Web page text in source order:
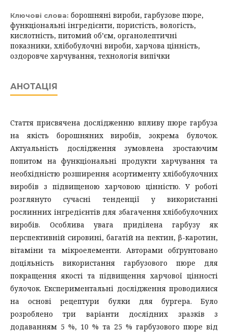
Ключові слова: борошняні вироби, гарбузове пюре,
функціональні інгредієнти, пористість, вологість,
кислотність, питомий об’єм, органолептичні
показники, хлібобулочні вироби, харчова цінність,
оздоровче харчування, технологія випічки
АНОТАЦІЯ
Стаття присвячена дослідженню впливу пюре гарбуза
на якість борошняних виробів, зокрема булочок.
Актуальність дослідження зумовлена зростаючим
попитом на функціональні продукти харчування та
необхідністю розширення асортименту хлібобулочних
виробів з підвищеною харчовою цінністю. У роботі
розглянуто сучасні тенденції у використанні
рослинних інгредієнтів для збагачення хлібобулочних
виробів. Особлива увага приділена гарбузу як
перспективній сировині, багатій на пектин, β-каротин,
вітаміни та мікроелементи. Авторами обґрунтовано
доцільність використання гарбузового пюре для
покращення якості та підвищення харчової цінності
булочок. Експериментальні дослідження проводилися
на основі рецептури булки для бургера. Було
розроблено три варіанти дослідних зразків з
додаванням 5 %, 10 % та 25 % гарбузового пюре від